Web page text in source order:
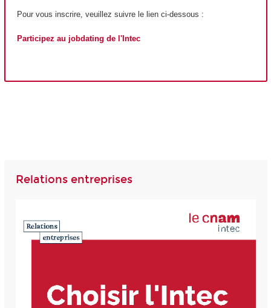
Pour vous inscrire, veuillez suivre le lien ci-dessous :
Participez au jobdating de l'Intec
Relations entreprises